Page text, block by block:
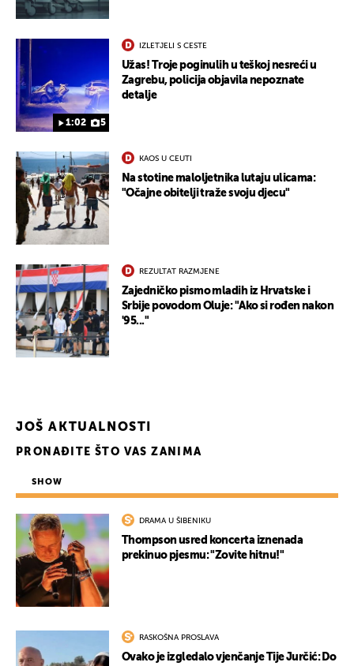
1:02 5
IZLETJELI S CESTE
Užas! Troje poginulih u teškoj nesreći u
Zagrebu, policija objavila nepoznate
detalje
KAOS U CEUTI
Na stotine maloljetnika lutaju ulicama:
"Očajne obitelji traže svoju djecu"
REZULTAT RAZMJENE
Zajedničko pismo mladih iz Hrvatske i
Srbije povodom Oluje: "Ako si rođen nakon
'95..."
JOŠ AKTUALNOSTI
PRONAĐITE ŠTO VAS ZANIMA
SHOW
DRAMA U ŠIBENIKU
Thompson usred koncerta iznenada
prekinuo pjesmu: "Zovite hitnu!"
RASKOŠNA PROSLAVA
Ovako je izgledalo vjenčanje Tije Jurčić: Do